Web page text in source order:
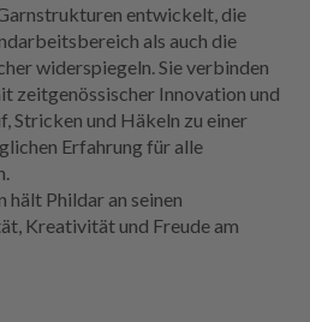
entwickelt, die
als auch die
widerspiegeln. Sie verbinden
zeitgenössischer Innovation und
Stricken und Häkeln zu einer
Erfahrung für alle
Phildar an seinen
Kreativität und Freude am